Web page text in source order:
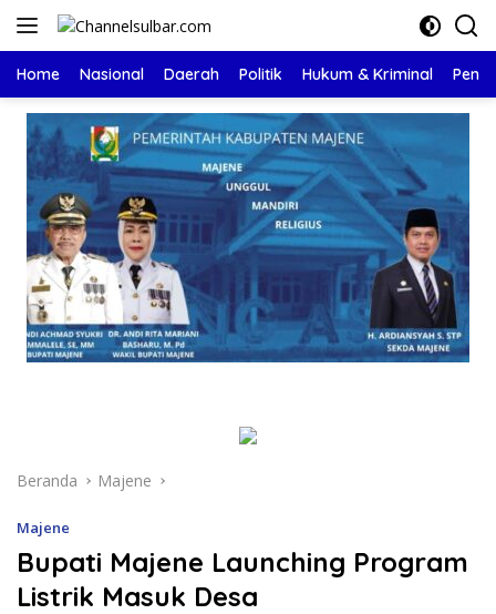
Langsung
Home Nasional Daerah Politik Hukum & Kriminal
Beranda Majene
Majene
Bupati Majene Launching Program
Listrik Masuk Desa